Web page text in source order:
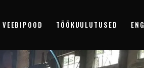
VEEBIPOOD TÖÖKUULUTUSED ENG